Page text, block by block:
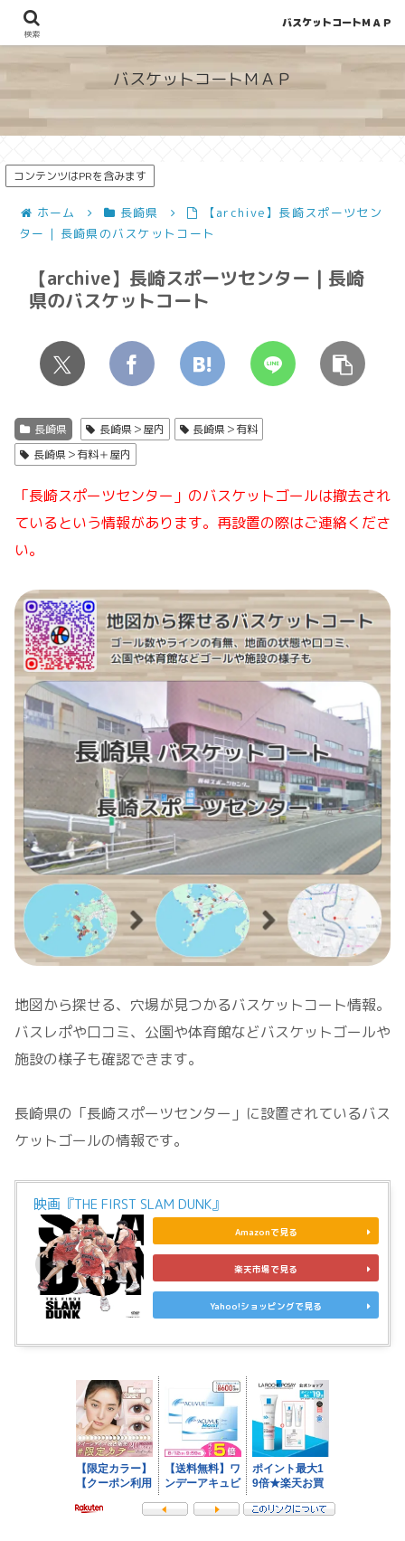
地図から探せる！穴場が見つかるバスケットコート情報
バスケットコートＭＡＰ
コンテンツはPRを含みます
ホーム 長崎県
【archive】長崎スポーツセン
ター | 長崎県のバスケットコート
【archive】長崎スポーツセンター | 長崎
県のバスケットコート
長崎県 長崎県＞屋内
長崎県＞有料
長崎県＞有料＋屋内
「長崎スポーツセンター」のバスケットゴールは撤去され
ているという情報があります。再設置の際はご連絡くださ
い。
地図から探せる、穴場が見つかるバスケットコート情報。
バスレポや口コミ、公園や体育館などバスケットゴールや
施設の様子も確認できます。
長崎県の「長崎スポーツセンター」に設置されているバス
ケットゴールの情報です。
映画『THE FIRST SLAM DUNK』
Amazonで見る
楽天市場で見る
Yahoo!ショッピングで見る
検索
バスケットコートＭＡＰ